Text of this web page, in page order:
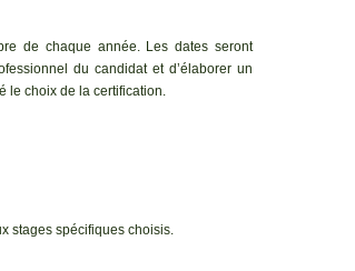
de chaque année. Les dates seront
du candidat et d’élaborer un
le choix de la certification.
stages spécifiques choisis.